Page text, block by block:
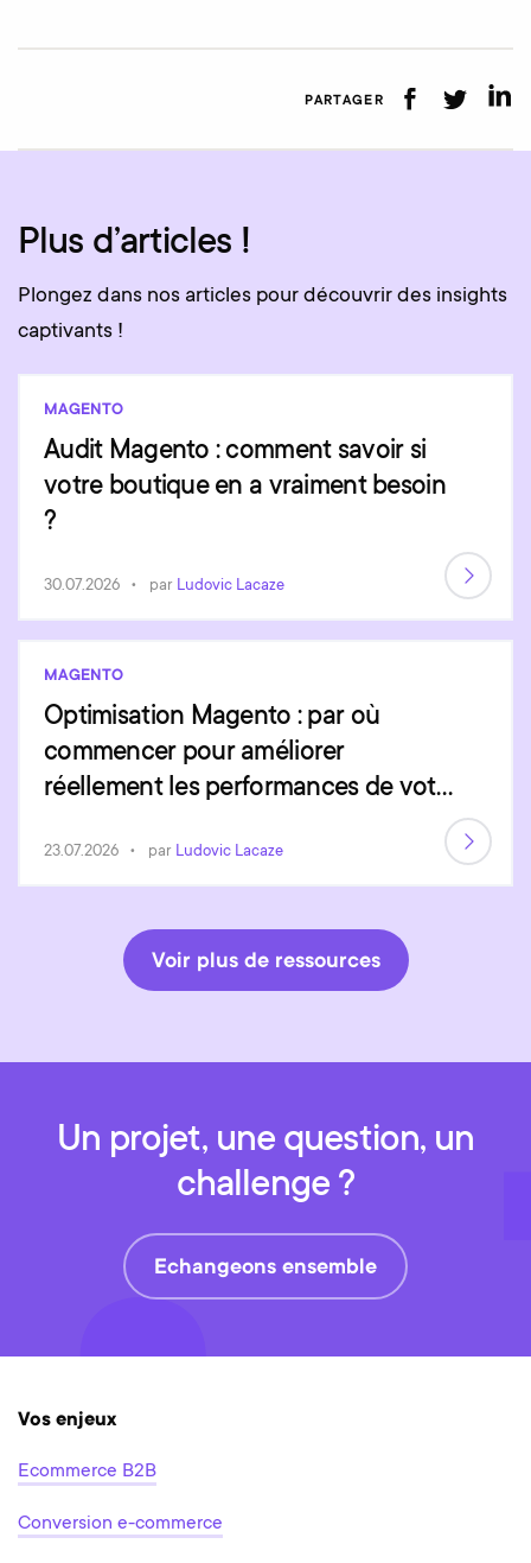
PARTAGER
Plus d’articles !
Plongez dans nos articles pour découvrir des insights
captivants !
MAGENTO
Audit Magento : comment savoir si
votre boutique en a vraiment besoin
?
30.07.2026 par Ludovic Lacaze
MAGENTO
Optimisation Magento : par où
commencer pour améliorer
réellement les performances de votre
23.07.2026 par Ludovic Lacaze
Voir plus de ressources
Un projet, une question, un
challenge ?
Echangeons ensemble
Vos enjeux
Ecommerce B2B
Conversion e-commerce